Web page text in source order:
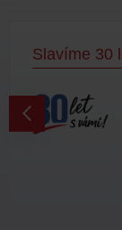
Slavíme 30